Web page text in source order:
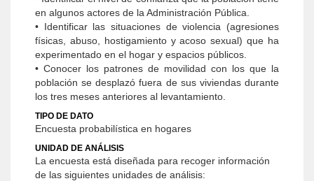
en algunos actores de la Administración Pública.
• Identificar las situaciones de violencia (agresiones
físicas, abuso, hostigamiento y acoso sexual) que ha
experimentado en el hogar y espacios públicos.
• Conocer los patrones de movilidad con los que la
población se desplazó fuera de sus viviendas durante
los tres meses anteriores al levantamiento.
TIPO DE DATO
Encuesta probabilística en hogares
UNIDAD DE ANÁLISIS
La encuesta está diseñada para recoger información
de las siguientes unidades de análisis: